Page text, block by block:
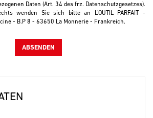
Daten (Art. 34 des frz. Datenschutzgesetzes).
wenden Sie sich bitte an L'OUTIL PARFAIT -
- B.P 8 - 63650 La Monnerie - Frankreich.